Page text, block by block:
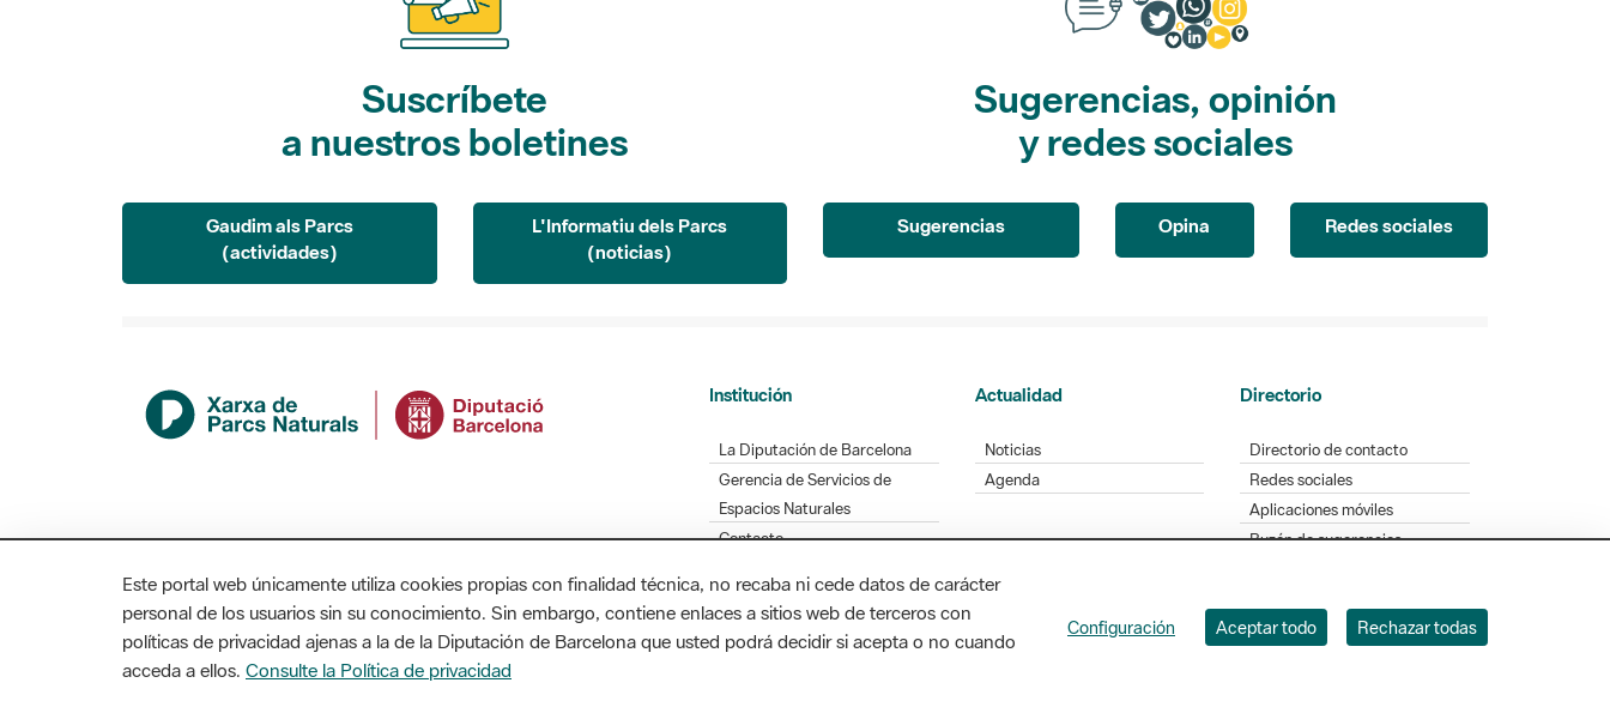
Suscríbete
a nuestros boletines
Gaudim als Parcs
(actividades)
L'Informatiu dels Parcs
(noticias)
Sugerencias, opinión
y redes sociales
Sugerencias Opina Redes sociales
Institución
La Diputación de Barcelona
Gerencia de Servicios de
Espacios Naturales
Contacto
Actualidad
Noticias
Agenda
Directorio
Directorio de contacto
Redes sociales
Aplicaciones móviles
Buzón de sugerencias
Diputación de Barcelona. Edifici Llacuna, 1a planta. Badajoz, 49. 08005 Barcelona. Tel. 934 022 428
Este portal web únicamente utiliza cookies propias con finalidad técnica, no recaba ni cede datos de carácter
personal de los usuarios sin su conocimiento. Sin embargo, contiene enlaces a sitios web de terceros con
políticas de privacidad ajenas a la de la Diputación de Barcelona que usted podrá decidir si acepta o no cuando
acceda a ellos. Consulte la Política de privacidad
Configuración Aceptar todo Rechazar todas